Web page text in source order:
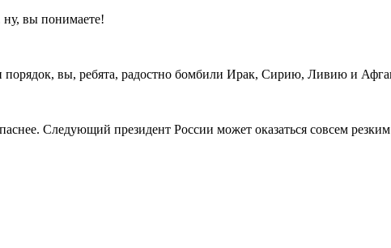
ну, вы понимаете!
вы, ребята, радостно бомбили Ирак, Сирию, Ливию и
Следующий президент России может оказаться совсем